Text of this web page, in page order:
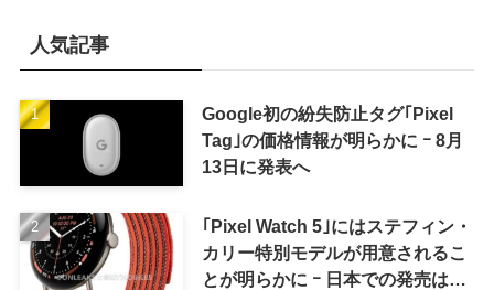
人気記事
Google初の紛失防止タグ｢Pixel
Tag｣の価格情報が明らかに ｰ 8月
13日に発表へ
｢Pixel Watch 5｣にはステフィン・
カリー特別モデルが用意されるこ
とが明らかに ｰ 日本での発売は期